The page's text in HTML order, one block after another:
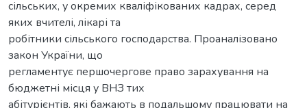
сільських, у окремих кваліфікованих кадрах, серед
яких вчителі, лікарі та
робітники сільського господарства. Проаналізовано
закон України, що
регламентує першочергове право зарахування на
бюджетні місця у ВНЗ тих
абітурієнтів, які бажають в подальшому працювати на